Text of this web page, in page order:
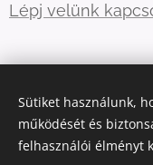
Lépj velünk
Sütiket használunk,
működését és
felhasználói élményt